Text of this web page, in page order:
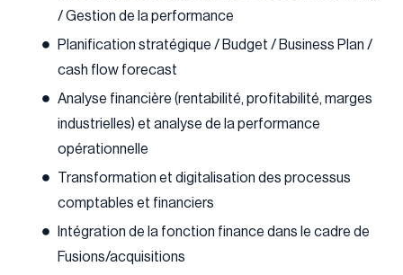
/ Gestion de la performance
Planification stratégique / Budget / Business Plan /
cash flow forecast
Analyse financière (rentabilité, profitabilité, marges
industrielles) et analyse de la performance
opérationnelle
Transformation et digitalisation des processus
comptables et financiers
Intégration de la fonction finance dans le cadre de
Fusions/acquisitions